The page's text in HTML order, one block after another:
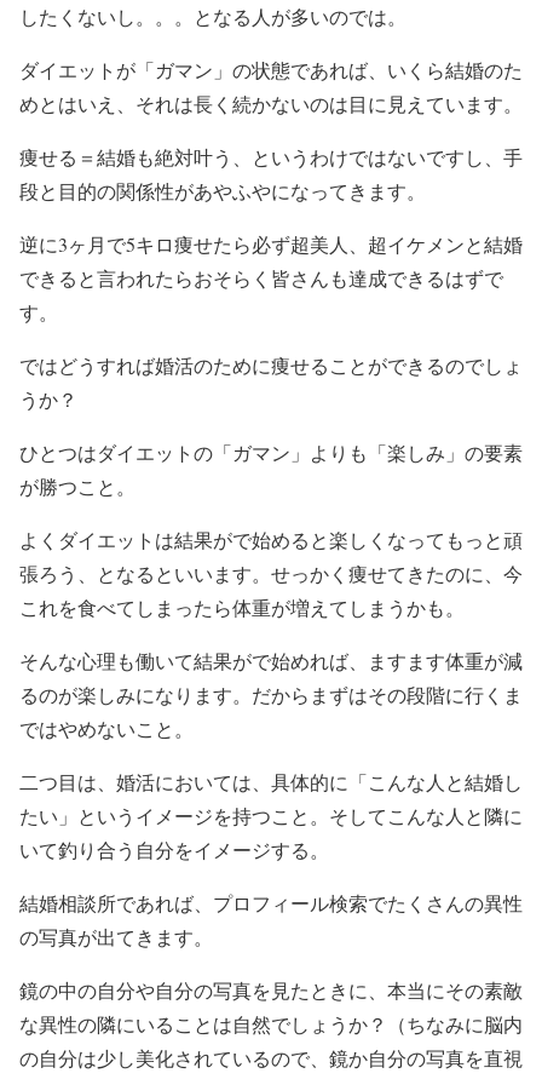
したくないし。。。となる人が多いのでは。
ダイエットが「ガマン」の状態であれば、いくら結婚のた
めとはいえ、それは長く続かないのは目に見えています。
痩せる＝結婚も絶対叶う、というわけではないですし、手
段と目的の関係性があやふやになってきます。
逆に3ヶ月で5キロ痩せたら必ず超美人、超イケメンと結婚
できると言われたらおそらく皆さんも達成できるはずで
す。
ではどうすれば婚活のために痩せることができるのでしょ
うか？
ひとつはダイエットの「ガマン」よりも「楽しみ」の要素
が勝つこと。
よくダイエットは結果がで始めると楽しくなってもっと頑
張ろう、となるといいます。せっかく痩せてきたのに、今
これを食べてしまったら体重が増えてしまうかも。
そんな心理も働いて結果がで始めれば、ますます体重が減
るのが楽しみになります。だからまずはその段階に行くま
ではやめないこと。
二つ目は、婚活においては、具体的に「こんな人と結婚し
たい」というイメージを持つこと。そしてこんな人と隣に
いて釣り合う自分をイメージする。
結婚相談所であれば、プロフィール検索でたくさんの異性
の写真が出てきます。
鏡の中の自分や自分の写真を見たときに、本当にその素敵
な異性の隣にいることは自然でしょうか？（ちなみに脳内
の自分は少し美化されているので、鏡か自分の写真を直視